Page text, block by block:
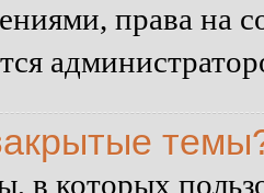
права на
в которых